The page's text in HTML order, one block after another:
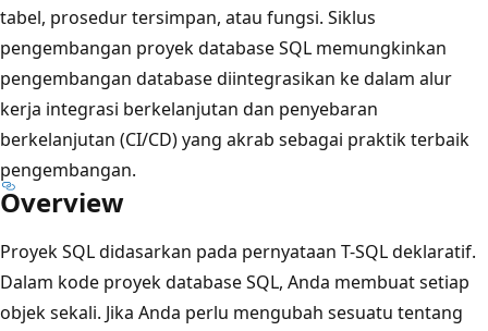
tabel, prosedur tersimpan, atau fungsi. Siklus
pengembangan proyek database SQL memungkinkan
pengembangan database diintegrasikan ke dalam alur
kerja integrasi berkelanjutan dan penyebaran
berkelanjutan (CI/CD) yang akrab sebagai praktik terbaik
pengembangan.
Overview
Proyek SQL didasarkan pada pernyataan T-SQL deklaratif.
Dalam kode proyek database SQL, Anda membuat setiap
objek sekali. Jika Anda perlu mengubah sesuatu tentang